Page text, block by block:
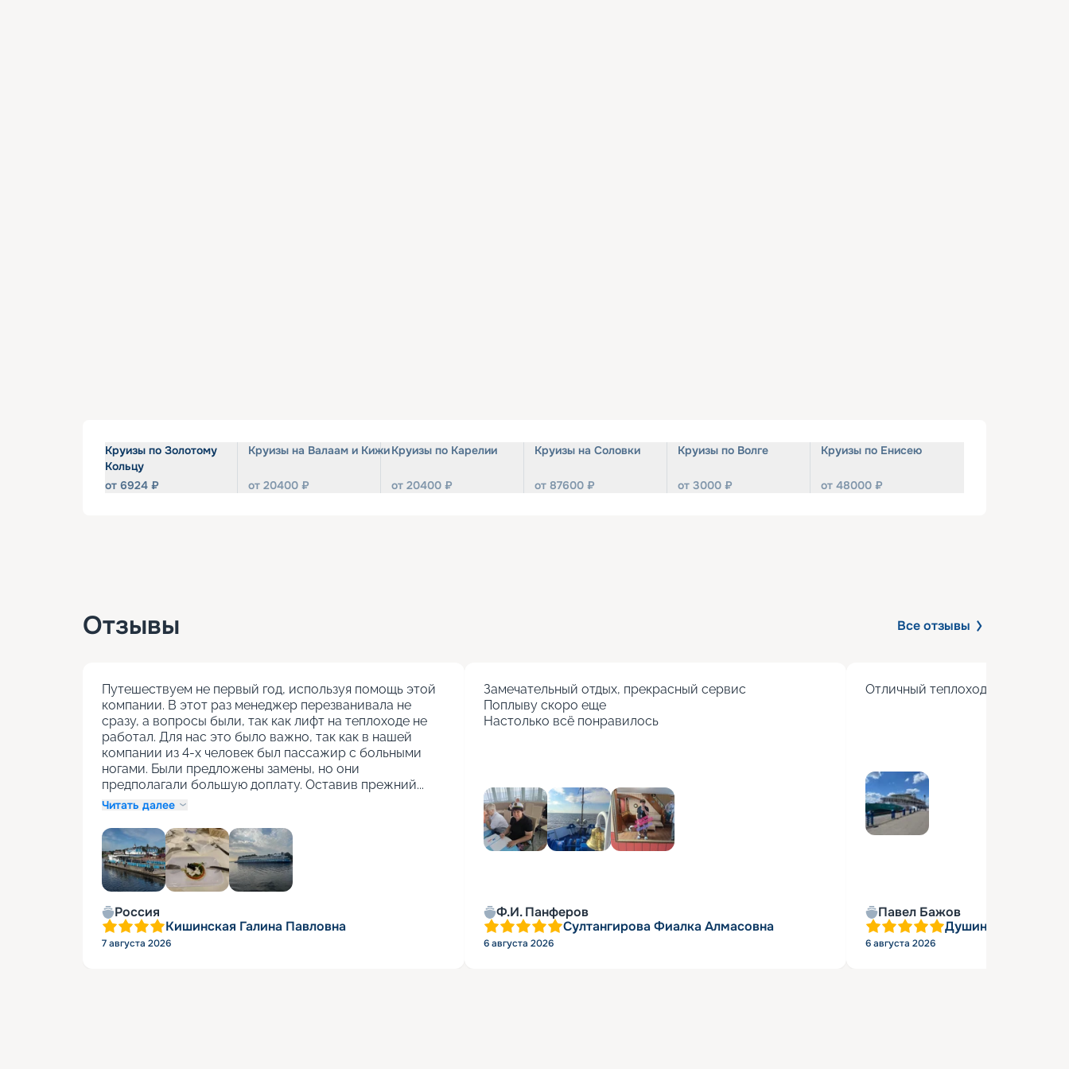
Круизы по Золотому
Кольцу
от 6924 ₽
Круизы на Валаам и Кижи
от 20400 ₽
Круизы по Карелии
от 20400 ₽
Круизы на Соловки
от 87600 ₽
Круизы по Волге
от 3000 ₽
Круизы по Енисею
от 48000 ₽
Отзывы Все отзывы
Путешествуем не первый год, используя помощь этой
компании. В этот раз менеджер перезванивала не
сразу, а вопросы были, так как лифт на теплоходе не
работал. Для нас это было важно, так как в нашей
компании из 4-х человек был пассажир с больными
ногами. Были предложены замены, но они
предполагали большую доплату. Оставив прежний...
Читать далее
Россия
Кишинская Галина Павловна
7 августа 2026
Замечательный отдых, прекрасный сервис
Поплыву скоро еще
Настолько всё понравилось
Ф.И. Панферов
Султангирова Фиалка Алмасовна
6 августа 2026
Отличный теплоход с хорошим
Павел Бажов
Душин Александр
6 августа 2026